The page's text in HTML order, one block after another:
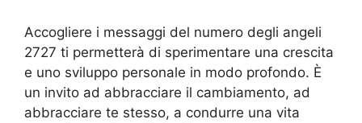
Accogliere i messaggi del numero degli angeli
2727 ti permetterà di sperimentare una crescita
e uno sviluppo personale in modo profondo. È
un invito ad abbracciare il cambiamento, ad
abbracciare te stesso, a condurre una vita